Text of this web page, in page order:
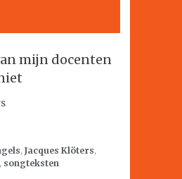
mijn docenten
, Jacques Klöters,
, songteksten